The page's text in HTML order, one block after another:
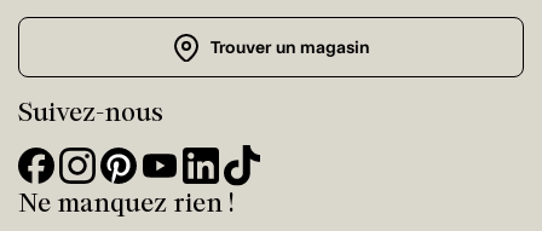
Trouver un magasin
Suivez-nous
Ne manquez rien !